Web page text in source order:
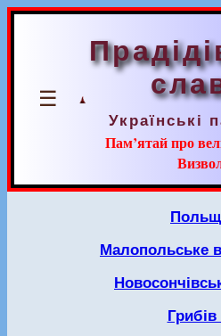
☰
Українські
Пам’ятай про
Малопольське